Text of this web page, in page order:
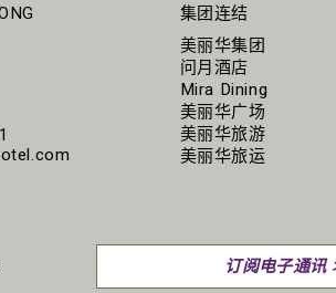
集团连结
美丽华集团
问月酒店
Mira Dining
美丽华广场
美丽华旅游
美丽华旅运
订阅电子通讯